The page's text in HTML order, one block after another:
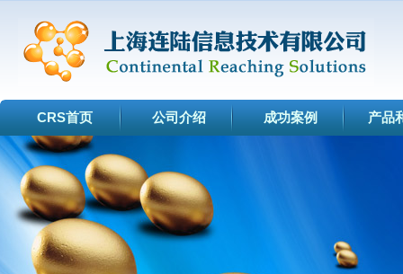
CRS首页 公司介绍 成功案例 产品